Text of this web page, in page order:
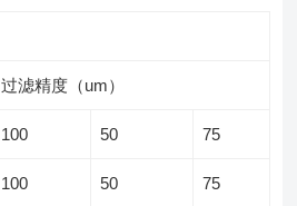
过滤精度（um）
100 50 75
100 50 75